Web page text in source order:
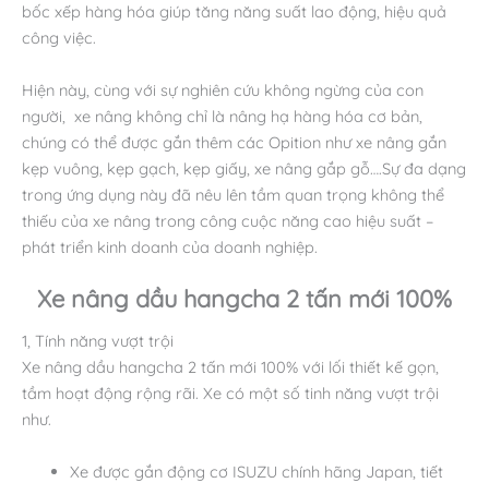
bốc xếp hàng hóa giúp tăng năng suất lao động, hiệu quả
công việc.
Hiện này, cùng với sự nghiên cứu không ngừng của con
người, xe nâng không chỉ là nâng hạ hàng hóa cơ bản,
chúng có thể được gắn thêm các Opition như xe nâng gắn
kẹp vuông, kẹp gạch, kẹp giấy, xe nâng gắp gỗ….Sự đa dạng
trong ứng dụng này đã nêu lên tầm quan trọng không thể
thiếu của xe nâng trong công cuộc năng cao hiệu suất –
phát triển kinh doanh của doanh nghiệp.
Xe nâng dầu hangcha 2 tấn mới 100%
1, Tính năng vượt trội
Xe nâng dầu hangcha 2 tấn mới 100% với lối thiết kế gọn,
tầm hoạt động rộng rãi. Xe có một số tinh năng vượt trội
như.
Xe được gắn động cơ ISUZU chính hãng Japan, tiết